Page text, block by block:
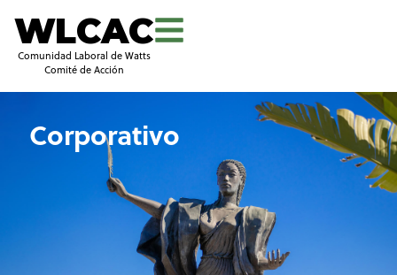
WLCAC
Comunidad Laboral de Watts
Comité de Acción
Corporativo